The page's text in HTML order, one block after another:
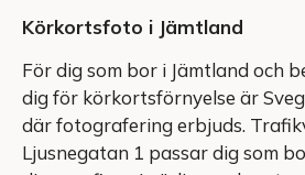
Körkortsfoto i Jämtland
För dig som bor i Jämtland och
dig för körkortsförnyelse är
där fotografering erbjuds.
Ljusnegatan 1 passar dig som